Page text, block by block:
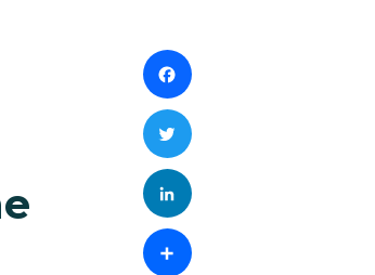
Facebook
Twitter
LinkedIn
Condividi